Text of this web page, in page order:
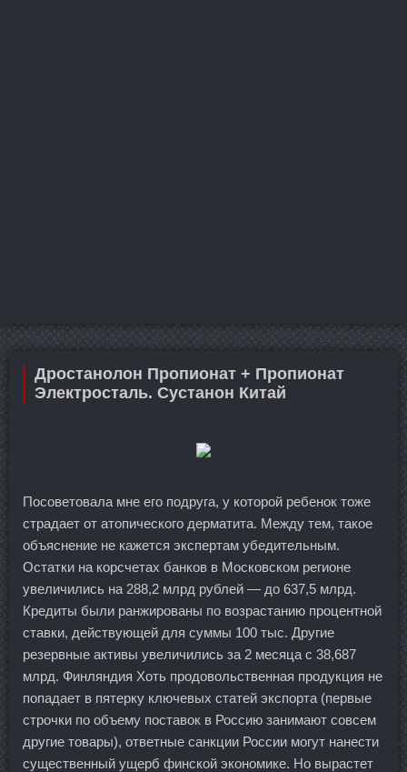
Дростанолон Пропионат + Пропионат
Электросталь. Сустанон Китай
Посоветовала мне его подруга, у которой ребенок тоже
страдает от атопического дерматита. Между тем, такое
объяснение не кажется экспертам убедительным.
Остатки на корсчетах банков в Московском регионе
увеличились на 288,2 млрд рублей — до 637,5 млрд.
Кредиты были ранжированы по возрастанию процентной
ставки, действующей для суммы 100 тыс. Другие
резервные активы увеличились за 2 месяца с 38,687
млрд. Финляндия Хоть продовольственная продукция не
попадает в пятерку ключевых статей экспорта (первые
строчки по объему поставок в Россию занимают совсем
другие товары), ответные санкции России могут нанести
существенный ущерб финской экономике. Но вырастет